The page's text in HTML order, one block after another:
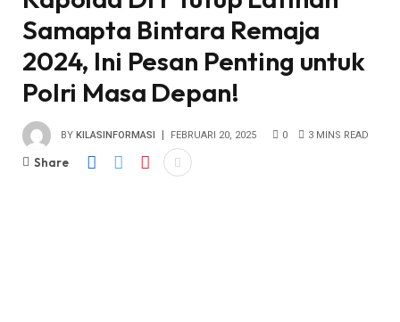
Samapta Bintara Remaja
2024, Ini Pesan Penting untuk
Polri Masa Depan!
BY KILASINFORMASI FEBRUARI 20, 2025 0 3 MINS READ
Share